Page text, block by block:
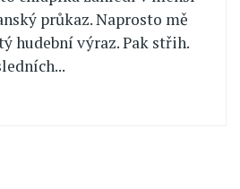
průkaz. Naprosto mě
hudební výraz. Pak střih.